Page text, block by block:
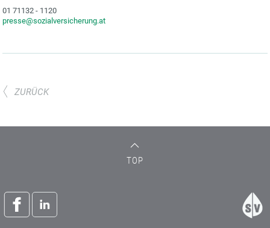
01 71132 - 1120
presse@sozialversicherung.at
ZURÜCK
TOP